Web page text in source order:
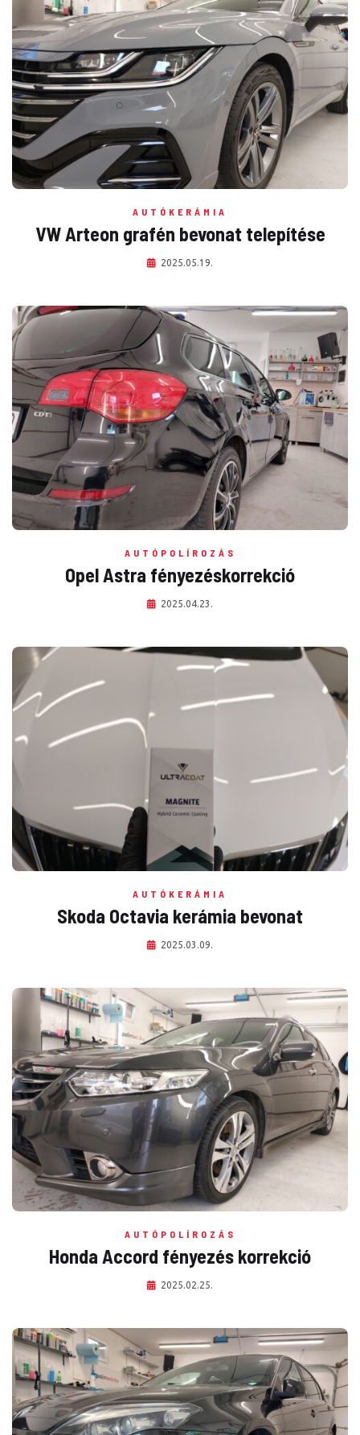
AUTÓKERÁMIA
VW Arteon grafén bevonat telepítése
2025.05.19.
AUTÓPOLÍROZÁS
Opel Astra fényezéskorrekció
2025.04.23.
AUTÓKERÁMIA
Skoda Octavia kerámia bevonat
2025.03.09.
AUTÓPOLÍROZÁS
Honda Accord fényezés korrekció
2025.02.25.